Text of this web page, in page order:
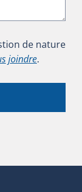
de nature
joindre.